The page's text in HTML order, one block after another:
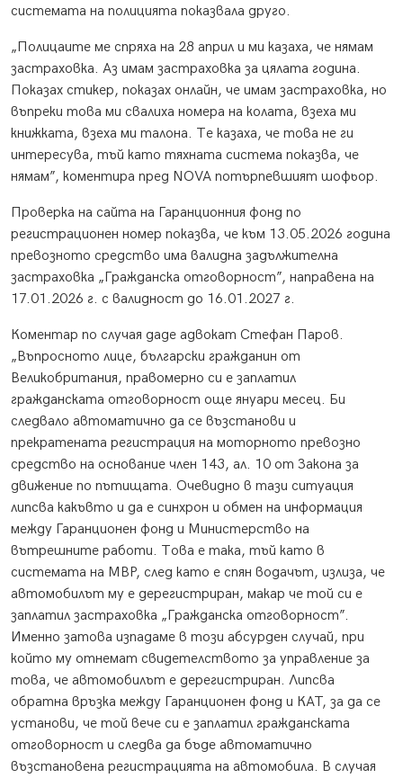
системата на полицията показвала друго.
„Полицаите ме спряха на 28 април и ми казаха, че нямам
застраховка. Аз имам застраховка за цялата година.
Показах стикер, показах онлайн, че имам застраховка, но
въпреки това ми свалиха номера на колата, взеха ми
книжката, взеха ми талона. Те казаха, че това не ги
интересува, тъй като тяхната система показва, че
нямам”, коментира пред NOVA потърпевшият шофьор.
Проверка на сайта на Гаранционния фонд по
регистрационен номер показва, че към 13.05.2026 година
превозното средство има валидна задължителна
застраховка „Гражданска отговорност”, направена на
17.01.2026 г. с валидност до 16.01.2027 г.
Коментар по случая даде адвокат Стефан Паров.
„Въпросното лице, български гражданин от
Великобритания, правомерно си е заплатил
гражданската отговорност още януари месец. Би
следвало автоматично да се възстанови и
прекратената регистрация на моторното превозно
средство на основание член 143, ал. 10 от Закона за
движение по пътищата. Очевидно в тази ситуация
липсва какъвто и да е синхрон и обмен на информация
между Гаранционен фонд и Министерство на
вътрешните работи. Това е така, тъй като в
системата на МВР, след като е спян водачът, излиза, че
автомобилът му е дерегистриран, макар че той си е
заплатил застраховка „Гражданска отговорност”.
Именно затова изпадаме в този абсурден случай, при
който му отнемат свидетелството за управление за
това, че автомобилът е дерегистриран. Липсва
обратна връзка между Гаранционен фонд и КАТ, за да се
установи, че той вече си е заплатил гражданската
отговорност и следва да бъде автоматично
възстановена регистрацията на автомобила. В случая